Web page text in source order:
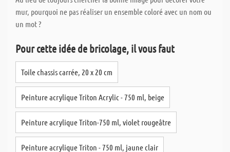
mur, pourquoi ne pas réaliser un ensemble coloré avec un nom ou
un mot ?
Pour cette idée de bricolage, il vous faut
Toile chassis carrée, 20 x 20 cm
Peinture acrylique Triton Acrylic - 750 ml, beige
Peinture acrylique Triton-750 ml, violet rougeâtre
Peinture acrylique Triton - 750 ml, jaune clair